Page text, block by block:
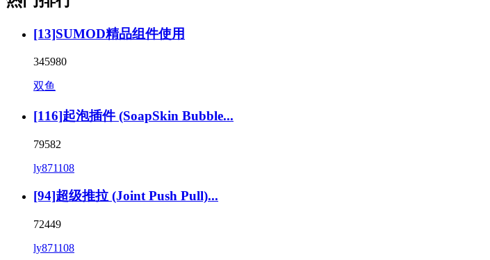
[13]SUMOD精品组件使用
345980
双鱼
[116]起泡插件 (SoapSkin Bubble...
79582
ly871108
[94]超级推拉 (Joint Push Pull)...
72449
ly871108